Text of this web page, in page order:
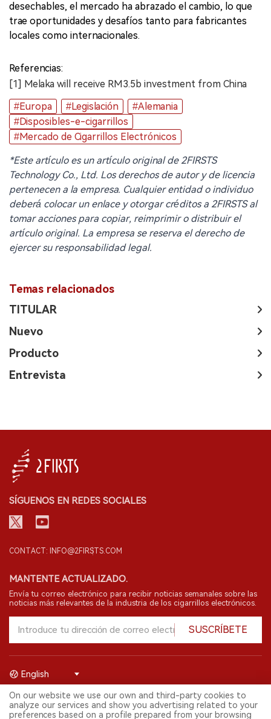
desechables, el mercado ha abrazado el cambio, lo que
trae oportunidades y desafíos tanto para fabricantes
locales como internacionales.
Referencias:
[1] Melaka will receive RM3.5b investment from China
#Europa
#Legislación
#Alemania
#Disposibles-e-cigarrillos
#Mercado de Cigarrillos Electrónicos
*Este artículo es un artículo original de 2FIRSTS
Technology Co., Ltd. Los derechos de autor y de licencia
pertenecen a la empresa. Cualquier entidad o individuo
deberá colocar un enlace y otorgar créditos a 2FIRSTS al
tomar acciones para copiar, reimprimir o distribuir el
artículo original. La empresa se reserva el derecho de
ejercer su responsabilidad legal.
Temas relacionados
TITULAR
Nuevo
Producto
Entrevista
SÍGUENOS EN REDES SOCIALES
CONTACT: INFO@2FIRSTS.COM
MANTENTE ACTUALIZADO.
Envía tu correo electrónico para recibir noticias semanales sobre las
noticias más relevantes de la industria de los cigarrillos electrónicos.
SUSCRÍBETE
© 2026 Shenzhen 2FIRSTS Technology Co.,Ltd. Todos los derechos
reservados.
English
On our website we use our own and third-party cookies to
analyze our services and show you advertising related to your
preferences based on a profile prepared from your browsing